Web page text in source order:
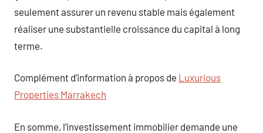
seulement assurer un revenu stable mais également
réaliser une substantielle croissance du capital à long
terme.
Complément d’information à propos de Luxurious
Properties Marrakech
En somme, l’investissement immobilier demande une